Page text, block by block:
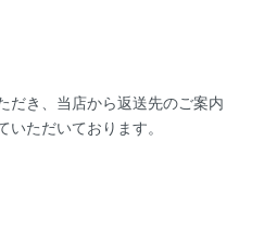
だき、当店から返送先のご案内
ただいております。